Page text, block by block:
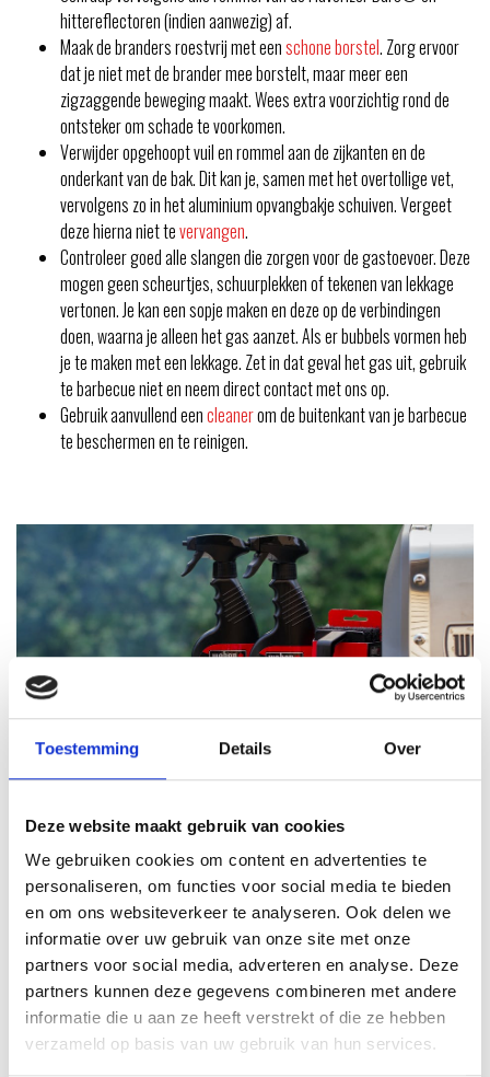
Toestemming Details Over
Deze website maakt gebruik van cookies
We gebruiken cookies om content en advertenties te
personaliseren, om functies voor social media te bieden
en om ons websiteverkeer te analyseren. Ook delen we
informatie over uw gebruik van onze site met onze
partners voor social media, adverteren en analyse. Deze
partners kunnen deze gegevens combineren met andere
informatie die u aan ze heeft verstrekt of die ze hebben
verzameld op basis van uw gebruik van hun services.
hittereflectoren (indien aanwezig) af.
Maak de branders roestvrij met eenschone borstel. Zorg ervoor
dat je niet met de brander mee borstelt, maar meer een
zigzaggende beweging maakt. Wees extra voorzichtig rond de
ontsteker om schade te voorkomen.
Verwijder opgehoopt vuil en rommel aan de zijkanten en de
onderkant van de bak. Dit kan je, samen met het overtollige vet,
vervolgens zo in het aluminium opvangbakje schuiven. Vergeet
deze hierna niet tevervangen.
Controleer goed alle slangen die zorgen voor de gastoevoer. Deze
mogen geen scheurtjes, schuurplekken of tekenen van lekkage
vertonen. Je kan een sopje maken en deze op de verbindingen
doen, waarna je alleen het gas aanzet. Als er bubbels vormen heb
je te maken met een lekkage. Zet in dat geval het gas uit, gebruik
te barbecue niet en neem direct contact met ons op.
Gebruik aanvullend eencleanerom de buitenkant van je barbecue
te beschermen en te reinigen.
ONMISBARE ACCESSOIRES
Welke producten heb je nu ècht nodig om je barbecue te onderhouden?
We hebben verschillende kits voor je samengesteld zodat je meteen aan
de slag kan. Bekijk onze samenstellingen voor houtskool, gas,elektrische
enRVS-barbecue’s. Daarnaast is het altijd verstandig omaluminium
opvangbakjesin huis te hebben.